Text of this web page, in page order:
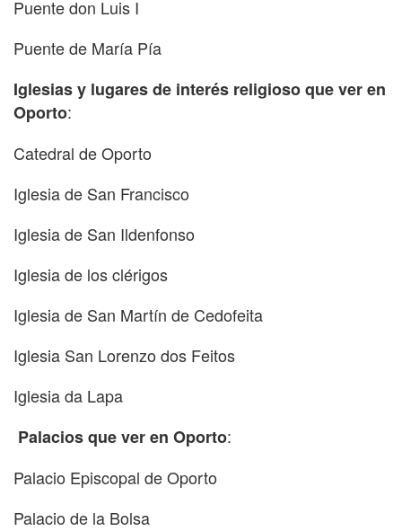
Puente don Luis I
Puente de María Pía
Iglesias y lugares de interés religioso que ver en
Oporto:
Catedral de Oporto
Iglesia de San Francisco
Iglesia de San Ildenfonso
Iglesia de los clérigos
Iglesia de San Martín de Cedofeita
Iglesia San Lorenzo dos Feitos
Iglesia da Lapa
Palacios que ver en Oporto:
Palacio Episcopal de Oporto
Palacio de la Bolsa